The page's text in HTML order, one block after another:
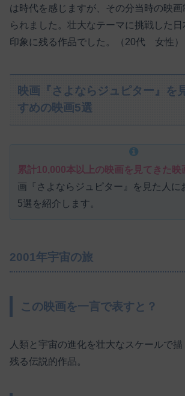
は時代を感じますが、その分当時の映
られました。壮大なテーマに挑戦した
印象に残る作品でした。（20代 女性）
映画『さよならジュピター』を
すめの映画5選
累計10,000本以上の映画を見てきた映
画『さよならジュピター』を見た人に
5選を紹介します。
2001年宇宙の旅
この映画を一言で表すと？
人類と宇宙の進化を壮大なスケールで
残る伝説的作品。